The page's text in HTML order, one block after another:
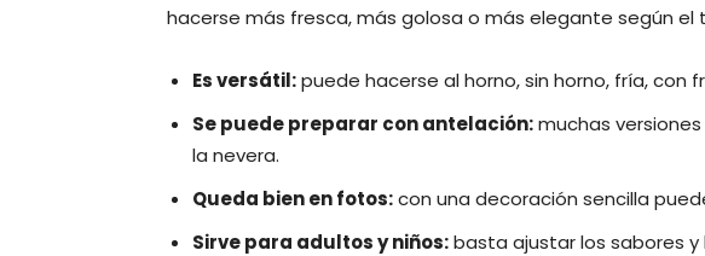
hacerse más fresca, más golosa o más elegante según el
Es versátil:puede hacerse al horno, sin horno, fría, con
Se puede preparar con antelación:muchas
la nevera.
Queda bien en fotos:con una decoración sencilla
Sirve para adultos y niños:basta ajustar los sabores y